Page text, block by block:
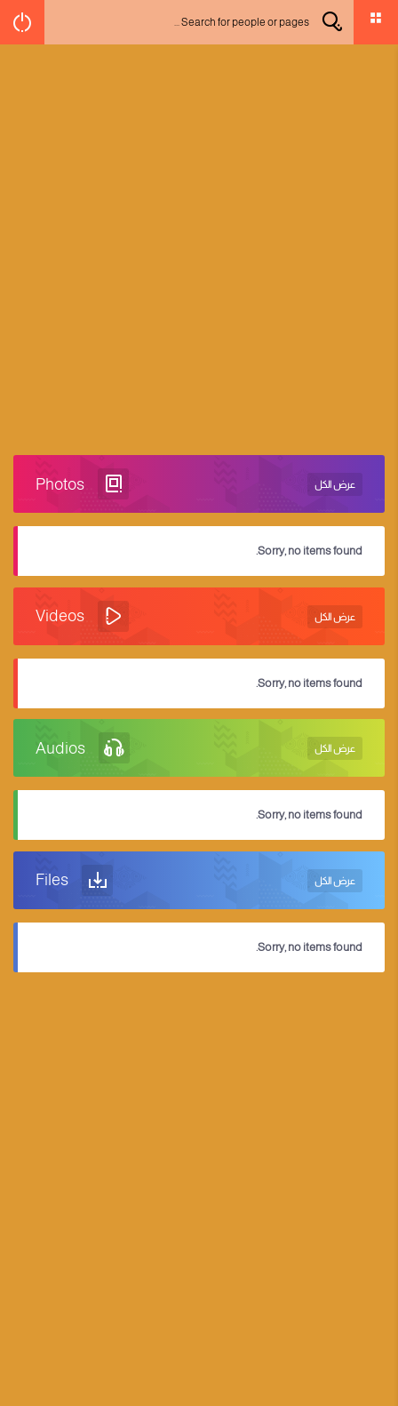
Photos عرض الكل
Sorry, no items found.
Videos عرض الكل
Sorry, no items found.
Audios عرض الكل
Sorry, no items found.
Files عرض الكل
Sorry, no items found.